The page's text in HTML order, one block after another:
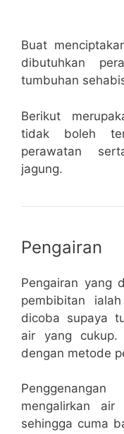
Buat
dibutuhkan
tumbuhan
Berikut
tidak boleh
perawatan
jagung.
Pengairan
Pengairan yang
pembibitan
dicoba supaya
air yang cukup.
dengan metode
mengalirkan air
sehingga cuma